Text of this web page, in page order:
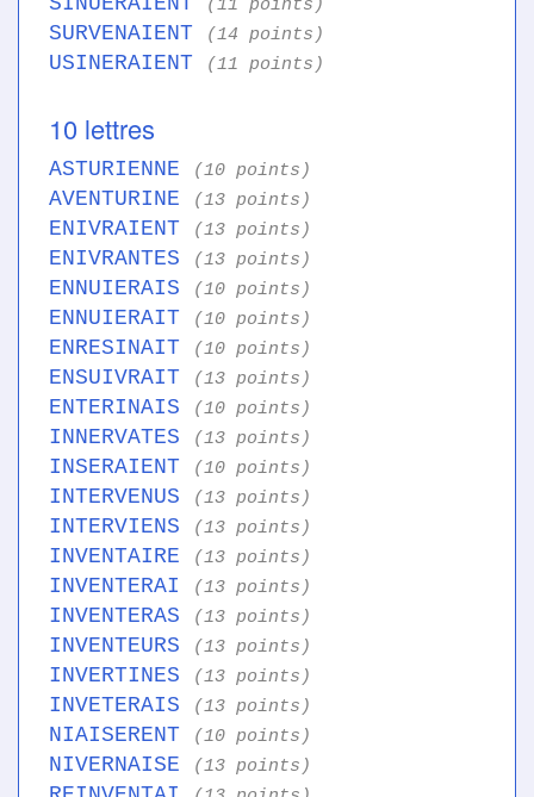
(11 points)
SURVENAIENT (14 points)
USINERAIENT (11 points)
10 lettres
ASTURIENNE (10 points)
AVENTURINE (13 points)
ENIVRAIENT (13 points)
ENIVRANTES (13 points)
ENNUIERAIS (10 points)
ENNUIERAIT (10 points)
ENRESINAIT (10 points)
ENSUIVRAIT (13 points)
ENTERINAIS (10 points)
INNERVATES (13 points)
INSERAIENT (10 points)
INTERVENUS (13 points)
INTERVIENS (13 points)
INVENTAIRE (13 points)
INVENTERAI (13 points)
INVENTERAS (13 points)
INVENTEURS (13 points)
INVERTINES (13 points)
INVETERAIS (13 points)
NIAISERENT (10 points)
NIVERNAISE (13 points)